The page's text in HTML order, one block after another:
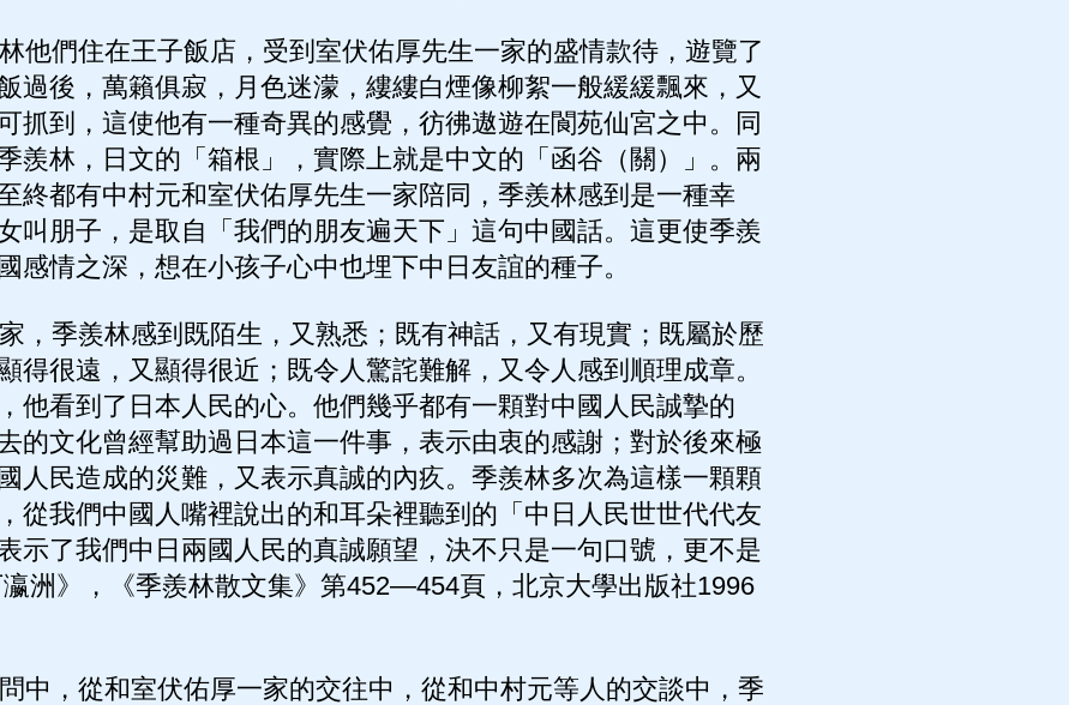
他們住在王子飯店，受到室伏佑厚先生一家的盛情款待，遊覽了
過後，萬籟俱寂，月色迷濛，縷縷白煙像柳絮一般緩緩飄來，又
抓到，這使他有一種奇異的感覺，彷彿遨遊在閬苑仙宮之中。同
羨林，日文的「箱根」，實際上就是中文的「函谷（關）」。兩
終都有中村元和室伏佑厚先生一家陪同，季羨林感到是一種幸
叫朋子，是取自「我們的朋友遍天下」這句中國話。這更使季羨
感情之深，想在小孩子心中也埋下中日友誼的種子。
，季羨林感到既陌生，又熟悉；既有神話，又有現實；既屬於歷
得很遠，又顯得很近；既令人驚詫難解，又令人感到順理成章。
他看到了日本人民的心。他們幾乎都有一顆對中國人民誠摯的
的文化曾經幫助過日本這一件事，表示由衷的感謝；對於後來極
人民造成的災難，又表示真誠的內疚。季羨林多次為這樣一顆顆
從我們中國人嘴裡說出的和耳朵裡聽到的「中日人民世世代代友
示了我們中日兩國人民的真誠願望，決不只是一句口號，更不是
洲》，《季羨林散文集》第452—454頁，北京大學出版社1996
中，從和室伏佑厚一家的交往中，從和中村元等人的交談中，季